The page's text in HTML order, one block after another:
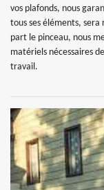
vos plafonds, nous
tous ses éléments, sera
part le pinceau, nous
matériels nécessaires
travail.